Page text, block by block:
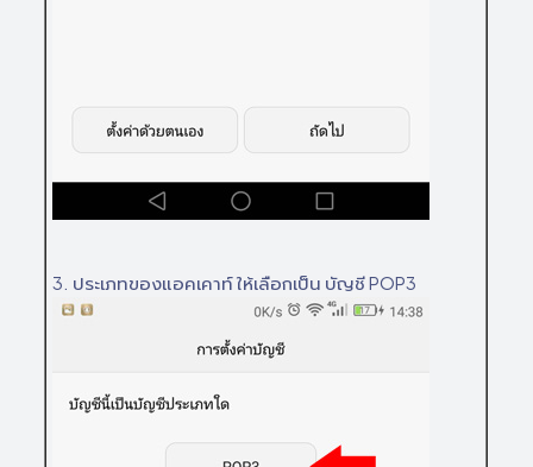
3. ประเภทของแอคเคาท์ ให้เลือกเป็น บัญชี POP3